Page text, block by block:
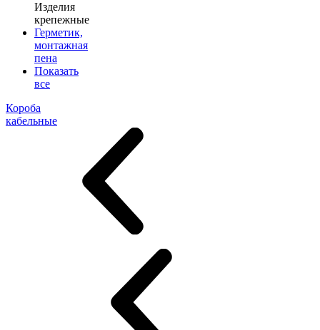
Изделия
крепежные
Герметик,
монтажная
пена
Показать
все
Короба
кабельные